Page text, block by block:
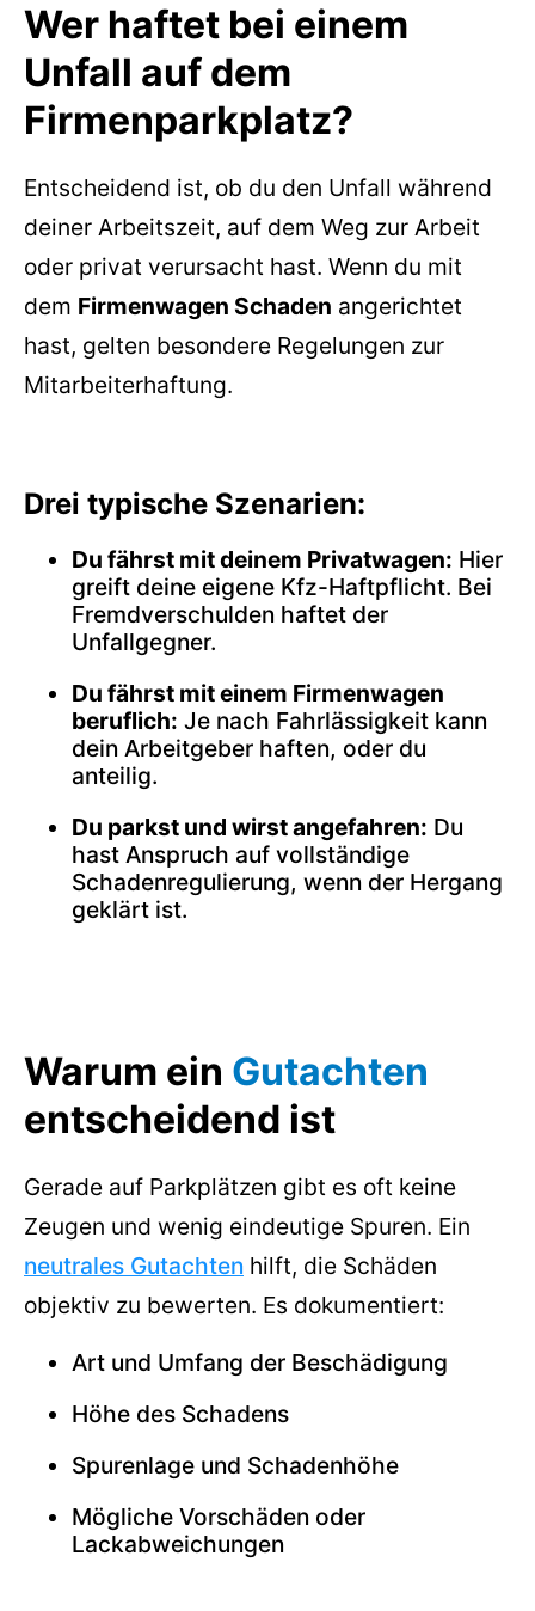
Wer haftet bei einem
Unfall auf dem
Firmenparkplatz?
Entscheidend ist, ob du den Unfall während
deiner Arbeitszeit, auf dem Weg zur Arbeit
oder privat verursacht hast. Wenn du mit
dem Firmenwagen Schaden angerichtet
hast, gelten besondere Regelungen zur
Mitarbeiterhaftung.
Drei typische Szenarien:
Du fährst mit deinem Privatwagen: Hier
greift deine eigene Kfz-Haftpflicht. Bei
Fremdverschulden haftet der
Unfallgegner.
Du fährst mit einem Firmenwagen
beruflich: Je nach Fahrlässigkeit kann
dein Arbeitgeber haften, oder du
anteilig.
Du parkst und wirst angefahren: Du
hast Anspruch auf vollständige
Schadenregulierung, wenn der Hergang
geklärt ist.
Warum ein Gutachten
entscheidend ist
Gerade auf Parkplätzen gibt es oft keine
Zeugen und wenig eindeutige Spuren. Ein
neutrales Gutachten hilft, die Schäden
objektiv zu bewerten. Es dokumentiert:
Art und Umfang der Beschädigung
Höhe des Schadens
Spurenlage und Schadenhöhe
Mögliche Vorschäden oder
Lackabweichungen